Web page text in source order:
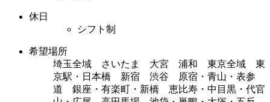
休日
シフト制
希望場所
埼玉全域 さいたま 大宮 浦和 東京全域 東
京駅・日本橋 新宿 渋谷 原宿・青山・表参
道 銀座・有楽町・新橋 恵比寿・中目黒・代官